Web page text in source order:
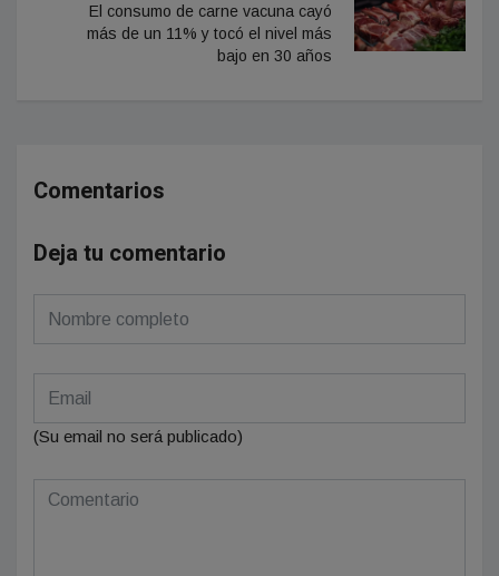
El consumo de carne vacuna cayó
más de un 11% y tocó el nivel más
bajo en 30 años
Comentarios
Deja tu comentario
(Su email no será publicado)